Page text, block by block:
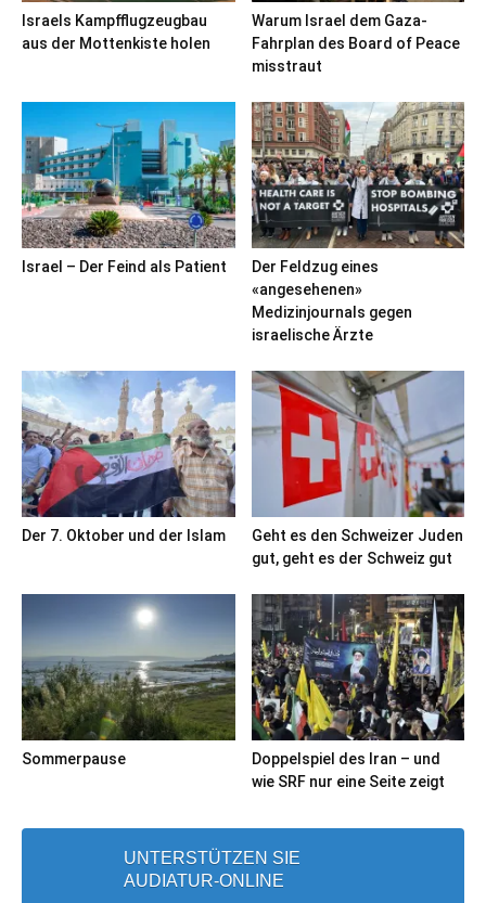
Israels Kampfflugzeugbau
aus der Mottenkiste holen
Warum Israel dem Gaza-
Fahrplan des Board of Peace
misstraut
Israel – Der Feind als Patient
Der Feldzug eines
«angesehenen»
Medizinjournals gegen
israelische Ärzte
Der 7. Oktober und der Islam
Geht es den Schweizer Juden
gut, geht es der Schweiz gut
Sommerpause
Doppelspiel des Iran – und
wie SRF nur eine Seite zeigt
UNTERSTÜTZEN SIE
AUDIATUR-ONLINE